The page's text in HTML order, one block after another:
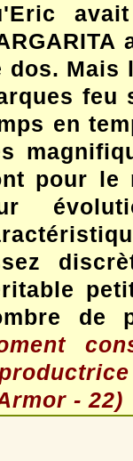
dos. Mais
feu
en
pour le
de
- 22)